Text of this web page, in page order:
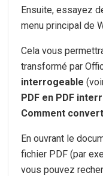
Ensuite, essayez
menu principal de
Cela vous
transformé par
interrogeable
PDF en PDF
Comment
En ouvrant le
fichier PDF (par
vous pouvez